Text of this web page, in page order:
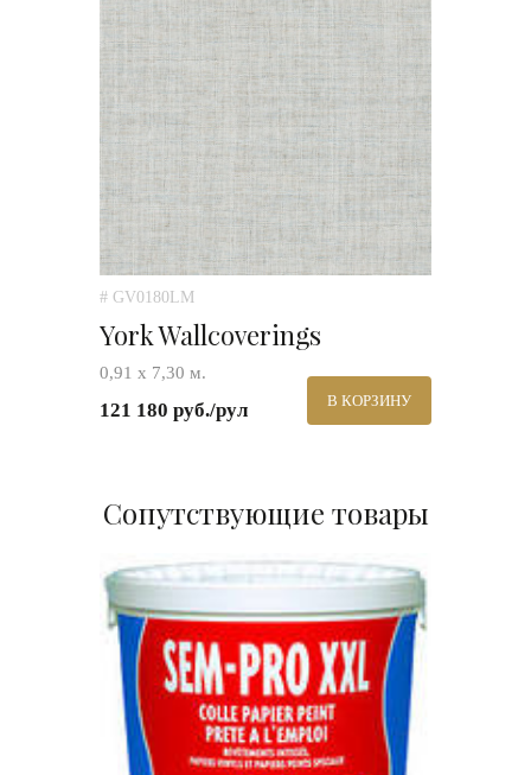
# GV0180LM
York Wallcoverings
0,91 х 7,30 м.
121 180 руб./рул В КОРЗИНУ
Сопутствующие товары